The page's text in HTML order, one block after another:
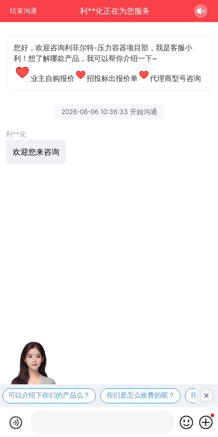
结束沟通 利**化正在为您服务
您好，欢迎咨询利菲尔特-压力容器项目部，我是客服小
利！想了解哪款产品，我可以帮你介绍一下~
业主自购报价 招投标出报价单 代理商型号咨询
2026-08-06 10:36:33 开始沟通
利**化
欢迎您来咨询
可以介绍下你们的产品么？ 你们是怎么收费的呢？ 现在有